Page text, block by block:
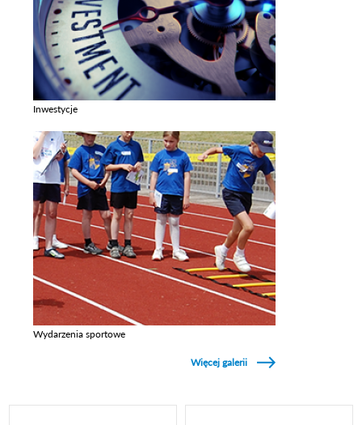
Inwestycje
Wydarzenia sportowe
Więcej galerii